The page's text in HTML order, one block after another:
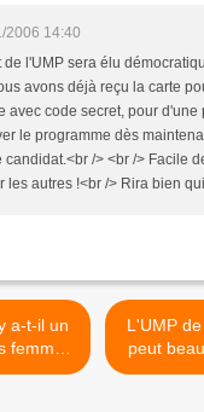
2006 14:40
de l'UMP sera élu
avons déjà reçu la carte
avec code secret, pour d'une
le programme dès
candidat.<br /> <br /> Facile
les autres !<br /> Rira bien
femmes
L'UMP
peut